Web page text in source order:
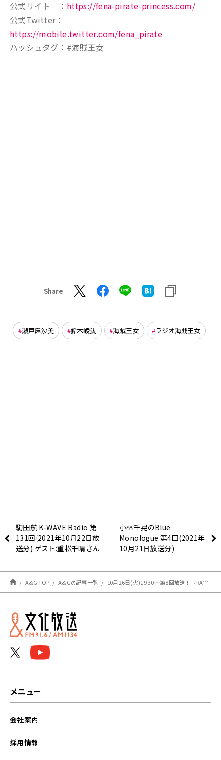
公式サイト ： https://fena-pirate-princess.com/
公式Twitter：
https://mobile.twitter.com/fena_pirate
ハッシュタグ：#海賊王女
Share
瀬戸麻沙美 鈴木崚汰 海賊王女 ラジオ海賊王女
駒田航 K-WAVE Radio 第
131回(2021年10月22日放
送分) ゲスト:重松千晴さん
小林千晃のBlue
Monologue 第4回(2021年
10月21日放送分)
A&G TOP A&Gの記事一覧 10月26日(火)19:30～第8回放送！『RADIO海賊王女ー瀬戸×鈴木の船内放送局』
メニュー
会社案内
採用情報